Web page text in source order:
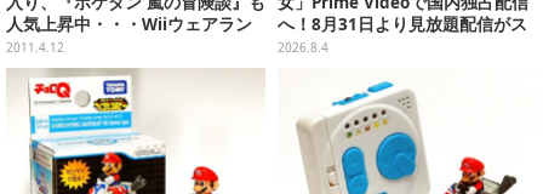
人気上昇中・・・Wiiウェアラン
キング(4/12)
2011.4.12
へ！8月31日より見放題配信がス
タート
2026.8.4